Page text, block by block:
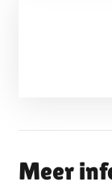
Meer